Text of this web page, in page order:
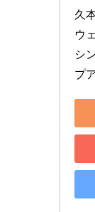
久
ウ
シ
プ